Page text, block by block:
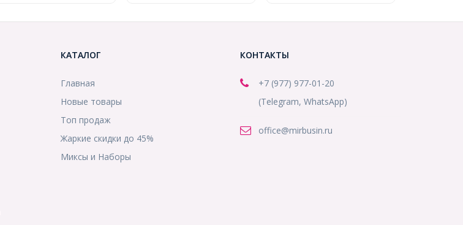
КАТАЛОГ
Главная
Новые товары
Топ продаж
Жаркие скидки до 45%
Миксы и Наборы
КОНТАКТЫ
+7 (977) 977-01-20
(Telegram, WhatsApp)
office@mirbusin.ru